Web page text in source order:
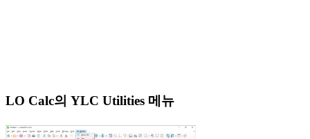
LO Calc의 YLC Utilities 메뉴